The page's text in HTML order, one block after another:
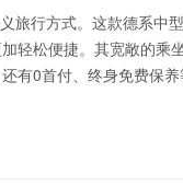
旅行方式。这款德系中
轻松便捷。其宽敞的乘
有0首付、终身免费保